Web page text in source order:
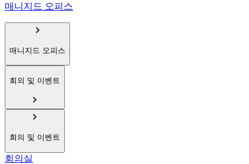
매니지드 오피스
매니지드 오피스
회의 및 이벤트
회의 및 이벤트
회의실